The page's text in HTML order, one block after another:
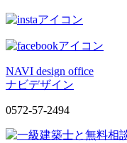
NAVI design office
ナビデザイン
0572-57-2494